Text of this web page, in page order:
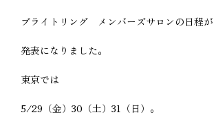
ブライトリング メンバーズサロンの日程が
発表になりました。
東京では
5/29（金）30（土）31（日）。